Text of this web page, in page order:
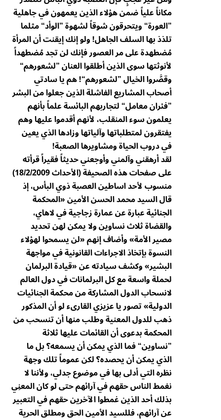
مكاناً علياً ضمن هؤلاء الذين يعمهون في جاهلية
”العورة“ ويتحرقون شوقاً لشهوة ”الوأد“ مثلما
تلذذ بها السلف الجاهل! ولو إنك إيقنت أن المرأة
مُضطهدة على مر العصور فإنك لن تجد مُضطهداً
لأنوثتها سوى الذين أطلقوا العنان ”لشعورهم“
وقصَّروا الخيال ”لشعورهم“! هم يا سادتي
أصحاب المشاريع الفاشلة الذين جعلوا من البشر
”فئران معامل“ لتجاربهم البائسة علماً بأنهم
يعلمون سوء المنقلب، لأنهم أقدموا عليها وهم
يفتقرون لمتطلباتها وآلياتها وزادها الذي يعين
في دروب الحياة ومشاويرها الصعبة!
لقد أرهقني وآلمني وأوجعني حديثاً فقيراً قرأته
على صفحات هذه الصحيفة (الأحداث 18/2/2009)
منسوب لأحد اساطين العصبة ذوي البأس، إذ
قال السيد محمد الحسن الأمين «المحكمة
الجنائية عبارة عن عمارة زجاجية في لاهاي،
والقضاة ثلاث نساوين ولا يمكن لهن تحديد
مصير الأمة» وأضاف إنهم «لن يسمحوا لهؤلاء
النسوة بإتخاذ الاجراءات القانونية في مواجهة
البشير» وكشف سيادته عن «قيادة البرلمان
لحملة واسعة مع كل البرلمانات في دول العالم
لانسحاب الدول المشاركة من محكمة الجنائيات
الدولية» تصور يا عزيزي القارىء لو أن المذكور
ذهب للدول المعنية وطلب منها أن تنسحب من
المحكمة بدعوى أن القائمات عليها ثلاثة
”نساوين“ فما الذي يمكن أن يسمعه؟ بل ما
الذي يمكن أن يحصده؟ لكن عموماً تلك وجهة
نظره التي أدلى بها في موضوع جدلي، ولأننا لا
نغمط الناس حقهم في آرائهم حتى لو كان المعنِي
بذلك أحد الذين غمطوا الآخرين حقهم في التعبير
عن آرائهم، فللسيد الأمين الحق ومطلق الحرية